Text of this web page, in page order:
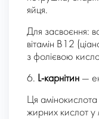
яйця.
Для засвоєння:
вітамін B12
з фолієвою
6. L-карнітин —
Ця амінокислота
жирних кислот у